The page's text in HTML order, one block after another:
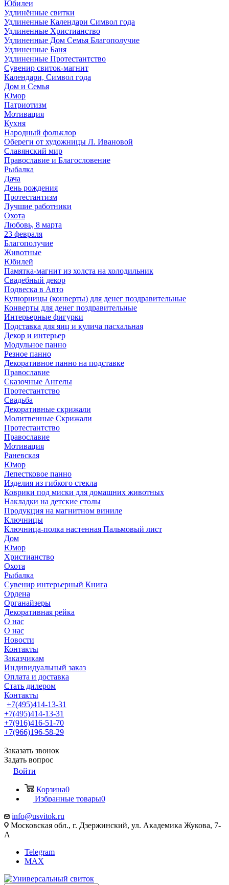
Юбилеи
Удлинённые свитки
Удлиненные Календари Символ года
Удлиненные Христианство
Удлиненные Дом Семья Благополучие
Удлиненные Баня
Удлиненные Протестантство
Сувенир свиток-магнит
Календари, Символ года
Дом и Семья
Юмор
Патриотизм
Мотивация
Кухня
Народный фольклор
Обереги от художницы Л. Ивановой
Славянский мир
Православие и Благословение
Рыбалка
Дача
День рождения
Протестантизм
Лучшие работники
Охота
Любовь, 8 марта
23 февраля
Благополучие
Животные
Юбилей
Памятка-магнит из холста на холодильник
Свадебный декор
Подвеска в Авто
Купюрницы (конверты) для денег поздравительные
Конверты для денег поздравительные
Интерьерные фигурки
Подставка для яиц и кулича пасхальная
Декор и интерьер
Модульное панно
Резное панно
Декоративное панно на подставке
Православие
Сказочные Ангелы
Протестантство
Свадьба
Декоративные скрижали
Молитвенные Скрижали
Протестантство
Православие
Мотивация
Раневская
Юмор
Лепестковое панно
Изделия из гибкого стекла
Коврики под миски для домашних животных
Накладки на детские столы
Продукция на магнитном виниле
Ключницы
Ключница-полка настенная Пальмовый лист
Дом
Юмор
Христианство
Охота
Рыбалка
Сувенир интерьерный Книга
Ордена
Органайзеры
Декоративная рейка
О нас
О нас
Новости
Контакты
Заказчикам
Индивидуальный заказ
Оплата и доставка
Стать дилером
Контакты
+7(495)414-13-31
+7(495)414-13-31
+7(916)416-51-70
+7(966)196-58-29
Заказать звонок
Задать вопрос
Войти
Корзина0
Избранные товары0
info@usvitok.ru
Московская обл., г. Дзержинский, ул. Академика Жукова, 7-
А
Telegram
MAX